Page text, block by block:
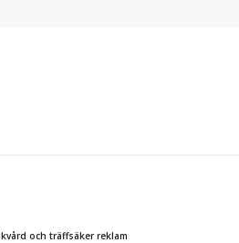
och träffsäker reklam